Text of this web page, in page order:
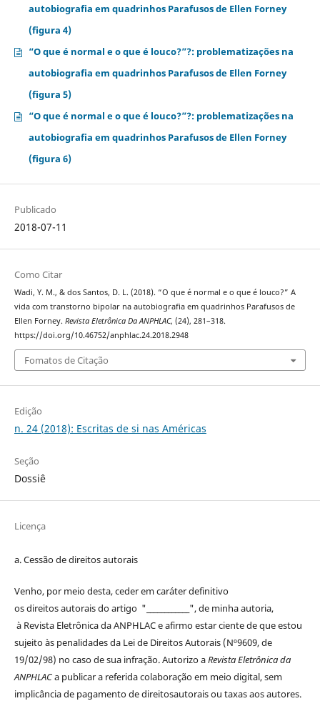
autobiografia em quadrinhos Parafusos de Ellen Forney
(figura 4)
“O que é normal e o que é louco?”?: problematizações na
autobiografia em quadrinhos Parafusos de Ellen Forney
(figura 5)
“O que é normal e o que é louco?”?: problematizações na
autobiografia em quadrinhos Parafusos de Ellen Forney
(figura 6)
Publicado
2018-07-11
Como Citar
Wadi, Y. M., & dos Santos, D. L. (2018). “O que é normal e o que é louco?” A
vida com transtorno bipolar na autobiografia em quadrinhos Parafusos de
Ellen Forney. Revista Eletrônica Da ANPHLAC, (24), 281–318.
https://doi.org/10.46752/anphlac.24.2018.2948
Fomatos de Citação
Edição
n. 24 (2018): Escritas de si nas Américas
Seção
Dossiê
Licença
a. Cessão dedireitosautorais
Venho, por meio desta, ceder em caráter definitivo
osdireitosautoraisdo artigo "____________", de minha autoria,
à Revista Eletrônica da ANPHLACe afirmo estar ciente de que estou
sujeito às penalidades da Lei de DireitosAutorais(Nº9609, de
19/02/98) no caso de sua infração. Autorizo aRevista Eletrônica da
ANPHLACa publicar a referida colaboração em meio digital, sem
implicância de pagamento dedireitosautoraisou taxas aos autores.